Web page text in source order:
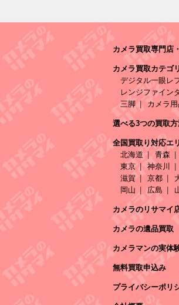
カメラ買取専門店
カメラ買取カテゴ
デジタル一眼レ
レンジファイン
三脚
カメラ用
選べる3つの買取
全国買取り対応エ
北海道
青森
東京
神奈川
滋賀
京都
岡山
広島
カメラのリサマイ
カメラの遺品買取
カメラマンの実体
無料買取申込み
プライバシーポリ